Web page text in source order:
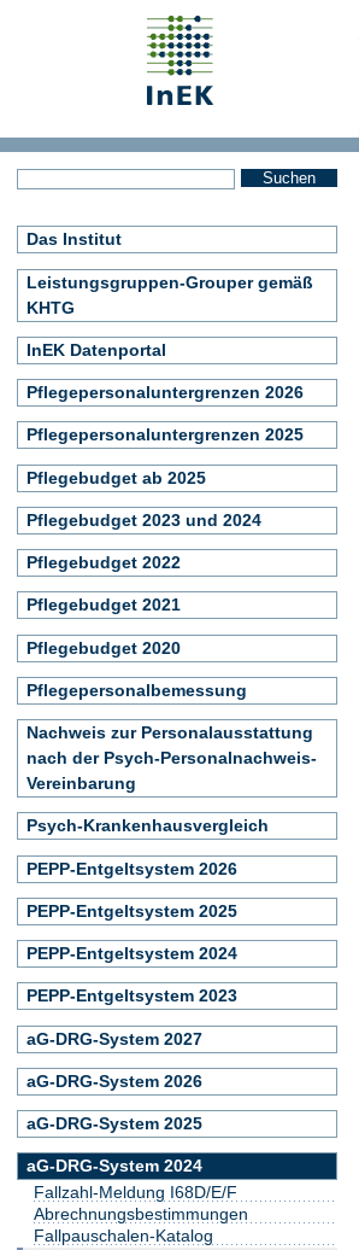
Das Institut
Leistungsgruppen-Grouper gemäß
KHTG
InEK Datenportal
Pflegepersonaluntergrenzen 2026
Pflegepersonaluntergrenzen 2025
Pflegebudget ab 2025
Pflegebudget 2023 und 2024
Pflegebudget 2022
Pflegebudget 2021
Pflegebudget 2020
Pflegepersonalbemessung
Nachweis zur Personalausstattung
nach der Psych-Personalnachweis-
Vereinbarung
Psych-Krankenhausvergleich
PEPP-Entgeltsystem 2026
PEPP-Entgeltsystem 2025
PEPP-Entgeltsystem 2024
PEPP-Entgeltsystem 2023
aG-DRG-System 2027
aG-DRG-System 2026
aG-DRG-System 2025
aG-DRG-System 2024
Fallzahl-Meldung I68D/E/F
Abrechnungsbestimmungen
Fallpauschalen-Katalog